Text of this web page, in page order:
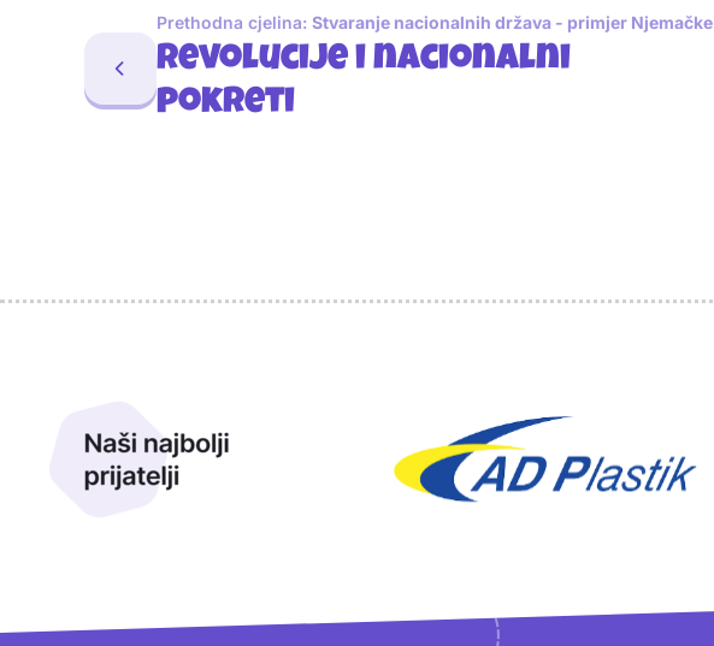
Prethodna cjelina: Stvaranje nacionalnih država - primjer Njemačke
Revolucije i nacionalni
pokreti